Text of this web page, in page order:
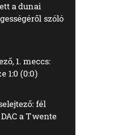
a dunai
szóló
1. meccs:
1:0 (0:0)
fél
a Twente